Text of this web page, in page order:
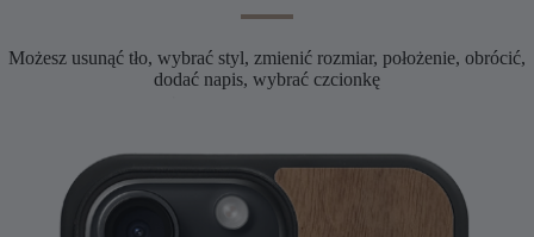
Możesz usunąć tło, wybrać styl, zmienić rozmiar, położenie, obrócić,
dodać napis, wybrać czcionkę